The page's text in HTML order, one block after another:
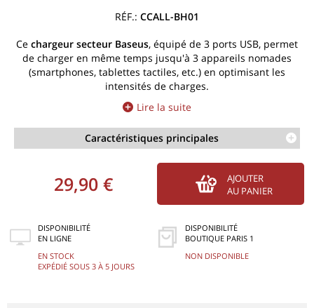
CCALL-BH01
Ce chargeur secteur Baseus, équipé de 3 ports USB, permet
de charger en même temps jusqu'à 3 appareils nomades
(smartphones, tablettes tactiles, etc.) en optimisant les
intensités de charges.
Lire la suite
Caractéristiques principales
29,90 €
AJOUTER
AU PANIER
DISPONIBILITÉ
EN LIGNE
EN STOCK
EXPÉDIÉ SOUS 3 À 5 JOURS
DISPONIBILITÉ
BOUTIQUE PARIS 1
NON DISPONIBLE